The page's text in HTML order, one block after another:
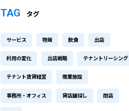
TAG タグ
サービス 物販 飲食 出店
利用の変化 出店戦略 テナントリーシング
テナント賃貸経営 商業施設
事務所・オフィス 貸店舗探し 閉店